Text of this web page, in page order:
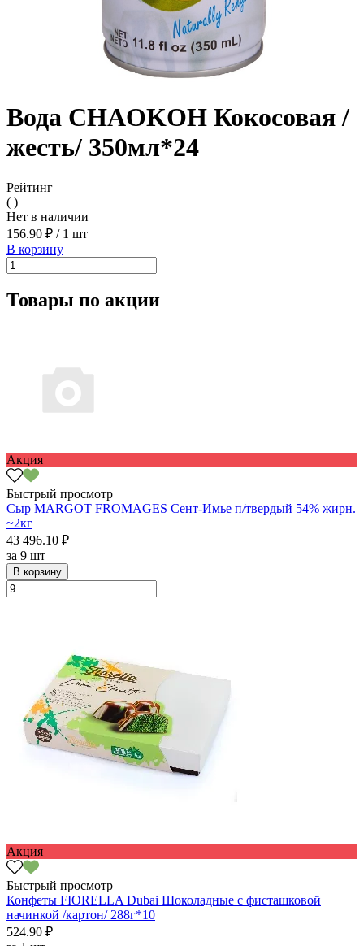
Вода CHAOKOH Кокосовая /
жесть/ 350мл*24
Рейтинг
( )
Нет в наличии
156.90 ₽ /1 шт
В корзину
Товары по акции
Акция
Быстрый просмотр
Сыр MARGOT FROMAGES Сент-Имье п/твердый 54% жирн.
~2кг
43 496.10 ₽
за 9 шт
В корзину
Акция
Быстрый просмотр
Конфеты FIORELLA Dubai Шоколадные с фисташковой
начинкой /картон/ 288г*10
524.90 ₽